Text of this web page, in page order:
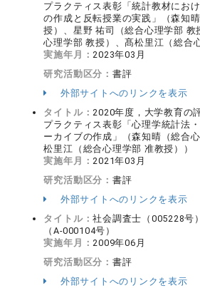
プラクティス表彰「統計教材にお
の作成と反転授業の実践」（森知
授）、星野 祐司（総合心理学部 教
心理学部 教授）、髙松里江（総合
実施年月：2023年03月
研究活動区分： 書評
外部サイトへのリンクを表示
タイトル：2020年度，大学教育の
プラクティス表彰「心理学統計法
ーカイブの作成」（森知晴（総合
松里江（総合心理学部 准教授））
実施年月：2021年03月
研究活動区分： 書評
外部サイトへのリンクを表示
タイトル：社会調査士（005228号
（A-000104号）
実施年月：2009年06月
研究活動区分： 書評
外部サイトへのリンクを表示